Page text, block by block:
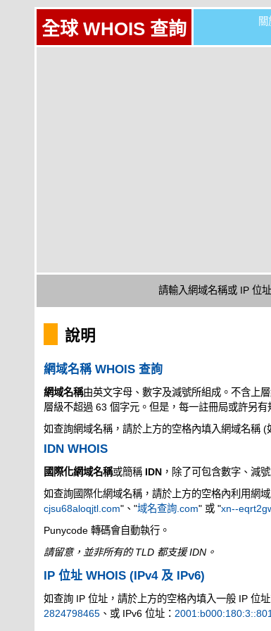
全球 WHOIS 查詢
請輸入網域名稱或 IP 位址
說明
網域名稱 WHOIS 查詢
網域名稱由英文字母、數字及減號所組成。不含上
層級不超過 63 個字元。但是，每一註冊局或許另有
如查詢網域名稱，請於上方的空格內填入網域名稱 (
IDN WHOIS
國際化網域名稱或簡稱 IDN ，除了可包含數字、減
如查詢國際化網域名稱，請於上方的空格內利用網
cjsu68aloqjtl.com"、"域名查詢.com" 或 "xn--
Punycode 轉碼會自動執行。
請留意，並非所有的 TLD 都支援 IDN。
IP 位址 WHOIS (IPv4 及 IPv6)
如查詢 IP 位址，請於上方的空格內填入一般 IP 位
2824798465 、或 IPv6 位址：